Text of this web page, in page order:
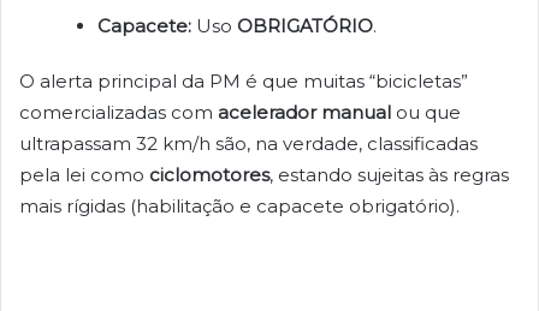
Capacete: Uso OBRIGATÓRIO.
O alerta principal da PM é que muitas “bicicletas”
comercializadas com acelerador manual ou que
ultrapassam 32 km/h são, na verdade, classificadas
pela lei como ciclomotores, estando sujeitas às regras
mais rígidas (habilitação e capacete obrigatório).